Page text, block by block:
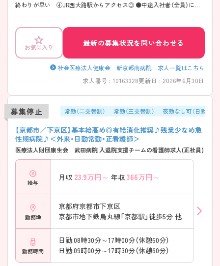
終わりが早い ④JR西大路駅からアクセス◎ ●中途入社者（全員）にメ
お気に入り 最新の募集状況を問い合わせる
社会医療法人健康会 新京都南病院 求人一覧はこちら
求人番号 : 10163328更新日 : 2026年6月30日
募集停止 常勤（二交替制） 常勤（三交替制） 夜勤なし可（日勤のみ
【京都市／下京区】基本給高め◎有給消化推奨♪残業少なめ急
性期病院♪＜外来・日勤常勤・正看護師＞
医療法人財団康生会 武田病院 入退院支援チームの看護師求人(正社員)
給与
月収 23.9万円～ 年収 366万円～
勤務地
京都府京都市下京区
京都市地下鉄烏丸線「京都駅」徒歩5分 他
勤務時間
日勤:08時30分～17時00分（休憩60分）
日勤:09時00分～17時30分（休憩60分）